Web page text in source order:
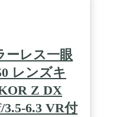
ーレス一眼
レンズキ
Z DX
3.5-6.3 VR付